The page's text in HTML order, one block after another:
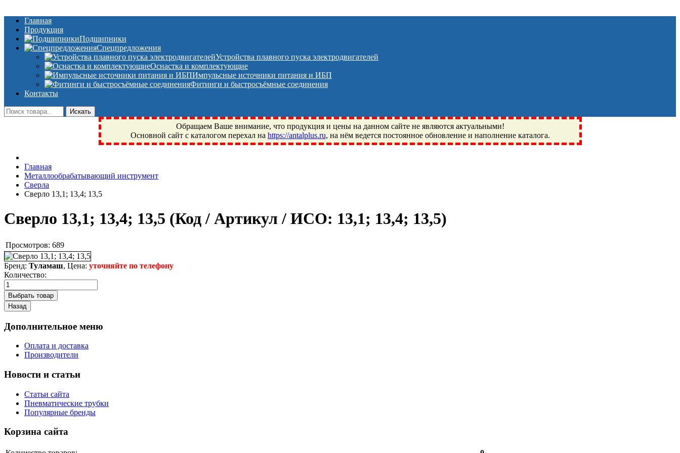
Главная
Продукция
Подшипники
Спецпредложения
Устройства плавного пуска электродвигателей
Оснастка и комплектующие
Импульсные источники питания и ИБП
Фитинги и быстросъёмные соединения
Контакты
Обращаем Ваше внимание, что продукция и цены на данном сайте не являются актуальными!
Основной сайт с каталогом перехал на https://antalplus.ru, на нём ведется постоянное обновление и наполнение каталога.
Фрязино, Антал+, плюс, Свердловский, Загорянский, Юбилейный, Щелково, Москва, Пушкино, Королёв, Балашиха, Фряново, Монино, Ивантеевка, подшипники, пневматика, метизы,
техника, сварочные аппараты, NIS, NSK, JED, KPT, NXZ, ГПЗ, Neutral, WHX, ZWZ, CRAFT, СПЗ-4, NECTECH, KG, LQY, DPI, BSN, SPZ, РФ, BMZ, ХАРП, CX, РОЛТОМ, APZ, FBJ, KYK,
NTN, SKF, купить, заказать
Главная
Металлообрабатывающий инструмент
Сверла
Сверло 13,1; 13,4; 13,5
Сверло 13,1; 13,4; 13,5 (Код / Артикул / ИСО: 13,1; 13,4; 13,5)
Просмотров: 689
Бренд: Туламаш, Цена: уточняйте по телефону
Количество:
Дополнительное меню
Оплата и доставка
Производители
Новости и статьи
Статьи сайта
Пневматические трубки
Популярные бренды
Корзина сайта